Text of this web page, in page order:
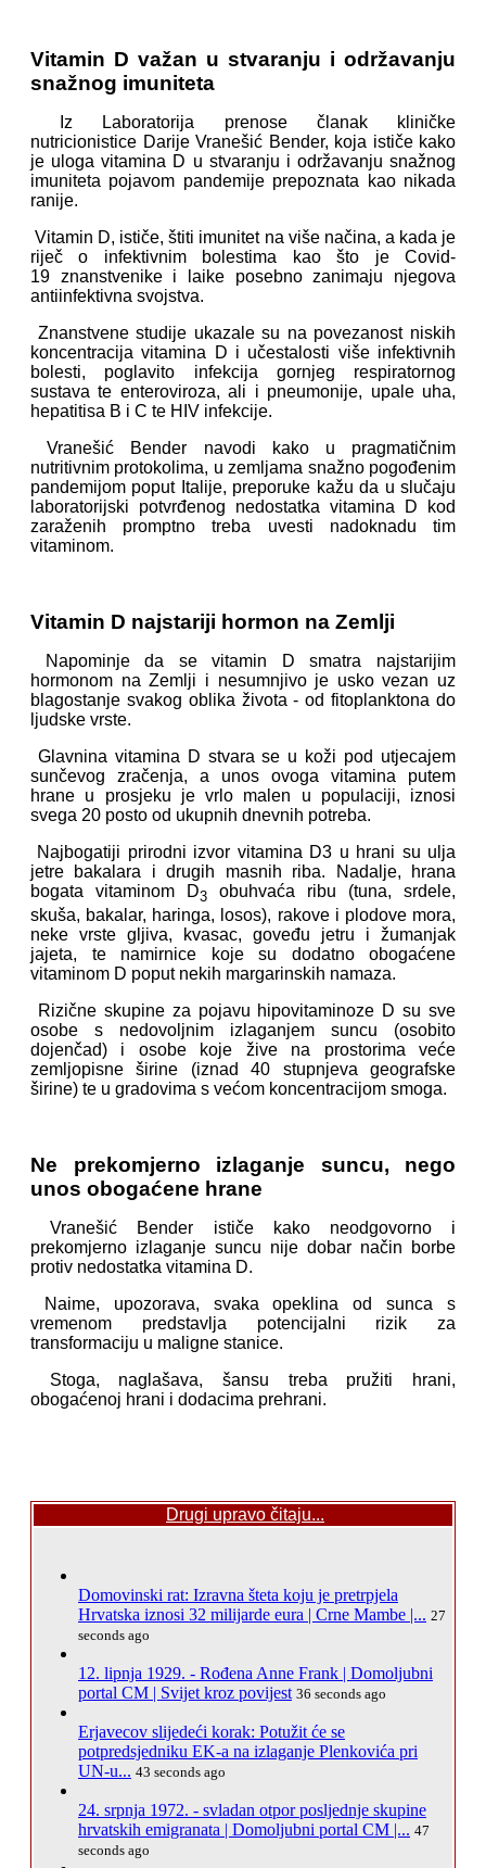
Vitamin D važan u stvaranju i održavanju
snažnog imuniteta
Iz Laboratorija prenose članak kliničke
nutricionistice Darije Vranešić Bender, koja ističe kako
je uloga vitamina D u stvaranju i održavanju snažnog
imuniteta pojavom pandemije prepoznata kao nikada
ranije.
Vitamin D, ističe, štiti imunitet na više načina, a kada je
riječ o infektivnim bolestima kao što je Covid-
19 znanstvenike i laike posebno zanimaju njegova
antiinfektivna svojstva.
Znanstvene studije ukazale su na povezanost niskih
koncentracija vitamina D i učestalosti više infektivnih
bolesti, poglavito infekcija gornjeg respiratornog
sustava te enteroviroza, ali i pneumonije, upale uha,
hepatitisa B i C te HIV infekcije.
Vranešić Bender navodi kako u pragmatičnim
nutritivnim protokolima, u zemljama snažno pogođenim
pandemijom poput Italije, preporuke kažu da u slučaju
laboratorijski potvrđenog nedostatka vitamina D kod
zaraženih promptno treba uvesti nadoknadu tim
vitaminom.
Vitamin D najstariji hormon na Zemlji
Napominje da se vitamin D smatra najstarijim
hormonom na Zemlji i nesumnjivo je usko vezan uz
blagostanje svakog oblika života - od fitoplanktona do
ljudske vrste.
Glavnina vitamina D stvara se u koži pod utjecajem
sunčevog zračenja, a unos ovoga vitamina putem
hrane u prosjeku je vrlo malen u populaciji, iznosi
svega 20 posto od ukupnih dnevnih potreba.
Najbogatiji prirodni izvor vitamina D3 u hrani su ulja
jetre bakalara i drugih masnih riba. Nadalje, hrana
bogata vitaminom D3 obuhvaća ribu (tuna, srdele,
skuša, bakalar, haringa, losos), rakove i plodove mora,
neke vrste gljiva, kvasac, goveđu jetru i žumanjak
jajeta, te namirnice koje su dodatno obogaćene
vitaminom D poput nekih margarinskih namaza.
Rizične skupine za pojavu hipovitaminoze D su sve
osobe s nedovoljnim izlaganjem suncu (osobito
dojenčad) i osobe koje žive na prostorima veće
zemljopisne širine (iznad 40 stupnjeva geografske
širine) te u gradovima s većom koncentracijom smoga.
Ne prekomjerno izlaganje suncu, nego
unos obogaćene hrane
Vranešić Bender ističe kako neodgovorno i
prekomjerno izlaganje suncu nije dobar način borbe
protiv nedostatka vitamina D.
Naime, upozorava, svaka opeklina od sunca s
vremenom predstavlja potencijalni rizik za
transformaciju u maligne stanice.
Stoga, naglašava, šansu treba pružiti hrani,
obogaćenoj hrani i dodacima prehrani.
Drugi upravo čitaju...
Domovinski rat: Izravna šteta koju je pretrpjela
Hrvatska iznosi 32 milijarde eura | Crne Mambe |... 27
seconds ago
12. lipnja 1929. - Rođena Anne Frank | Domoljubni
portal CM | Svijet kroz povijest 36 seconds ago
Erjavecov slijedeći korak: Potužit će se
potpredsjedniku EK-a na izlaganje Plenkovića pri
UN-u... 43 seconds ago
24. srpnja 1972. - svladan otpor posljednje skupine
hrvatskih emigranata | Domoljubni portal CM |... 47
seconds ago